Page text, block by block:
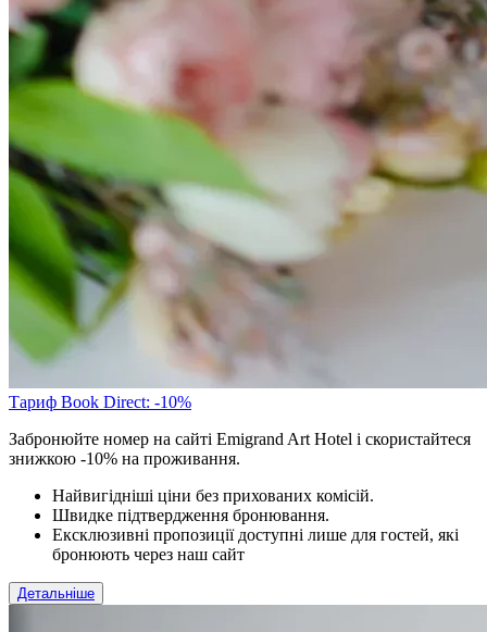
Тариф Book Direct: -10%
Забронюйте номер на сайті Emigrand Art Hotel і скористайтеся
знижкою -10% на проживання.
Найвигідніші ціни без прихованих комісій.
Швидке підтвердження бронювання.
Ексклюзивні пропозиції доступні лише для гостей, які
бронюють через наш сайт
Детальніше